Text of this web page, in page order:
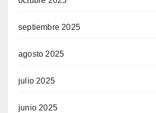
septiembre 2025
agosto 2025
julio 2025
junio 2025